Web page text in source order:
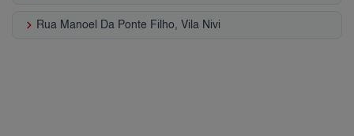
keyboard_arrow_right Rua Manoel Da Ponte Filho, Vila Nivi